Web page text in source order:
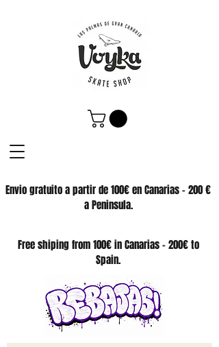
Envio gratuito a partir de 100€ en Canarias - 200 €
a Peninsula.
SKATE SHOP
Free shiping from 100€ in Canarias - 200€ to
Spain.